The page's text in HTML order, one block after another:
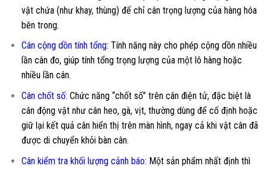
vật chứa (như khay, thùng) để chỉ cân trọng lượng của hàng hóa
bên trong.
Cân cộng dồn tính tổng: Tính năng này cho phép cộng dồn nhiều
lần cân đo, giúp tính tổng trọng lượng của một lô hàng hoặc
nhiều lần cân.
Cân chốt số: Chức năng “chốt số” trên cân điện tử, đặc biệt là
cân động vật như cân heo, gà, vịt, thường dùng để cố định hoặc
giữ lại kết quả cân hiển thị trên màn hình, ngay cả khi vật cân đã
được di chuyển khỏi bàn cân.
Cân kiểm tra khối lượng cảnh báo: Một sản phẩm nhất định thì